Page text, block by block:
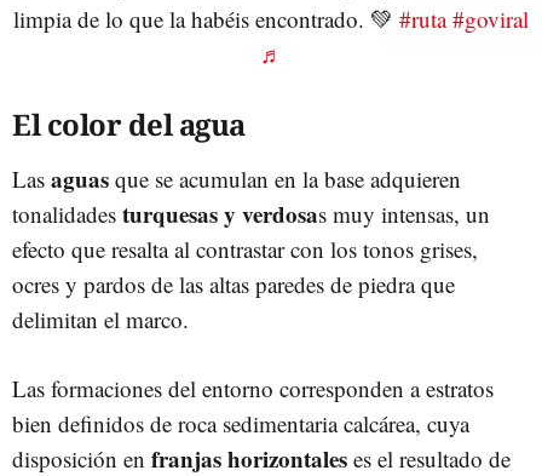
limpia de lo que la habéis encontrado. 💚 #ruta #goviral
♬
El color del agua
Las aguas que se acumulan en la base adquieren
tonalidades turquesas y verdosas muy intensas, un
efecto que resalta al contrastar con los tonos grises,
ocres y pardos de las altas paredes de piedra que
delimitan el marco.
Las formaciones del entorno corresponden a estratos
bien definidos de roca sedimentaria calcárea, cuya
disposición en franjas horizontales es el resultado de